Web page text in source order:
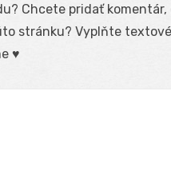
Chcete pridať komentár,
stránku? Vyplňte
♥